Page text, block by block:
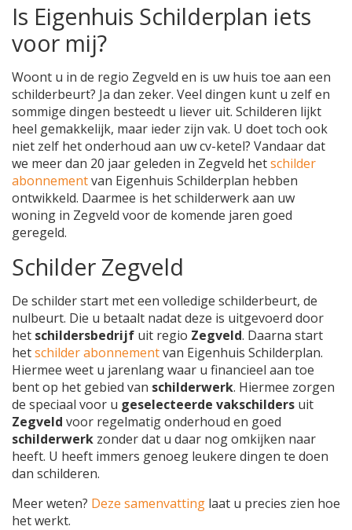
Is Eigenhuis Schilderplan iets
voor mij?
Woont u in de regio Zegveld en is uw huis toe aan een
schilderbeurt? Ja dan zeker. Veel dingen kunt u zelf en
sommige dingen besteedt u liever uit. Schilderen lijkt
heel gemakkelijk, maar ieder zijn vak. U doet toch ook
niet zelf het onderhoud aan uw cv-ketel? Vandaar dat
we meer dan 20 jaar geleden in Zegveld hetschilder
abonnementvan Eigenhuis Schilderplan hebben
ontwikkeld. Daarmee is het schilderwerk aan uw
woning in Zegveld voor de komende jaren goed
geregeld.
Schilder Zegveld
De schilder start met een volledige schilderbeurt, de
nulbeurt. Die u betaalt nadat deze is uitgevoerd door
het schildersbedrijf uit regio Zegveld. Daarna start
hetschilder abonnementvan Eigenhuis Schilderplan.
Hiermee weet u jarenlang waar u financieel aan toe
bent op het gebied van schilderwerk. Hiermee zorgen
de speciaal voor u geselecteerde vakschilders uit
Zegveld voor regelmatig onderhoud en goed
schilderwerk zonder dat u daar nog omkijken naar
heeft. U heeft immers genoeg leukere dingen te doen
dan schilderen.
Meer weten? Deze samenvatting laat u precies zien hoe
het werkt.